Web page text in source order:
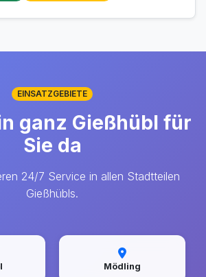
EINSATZGEBIETE
ganz Gießhübl für
Sie da
24/7 Service in allen Stadtteilen
Gießhübls.
Mödling